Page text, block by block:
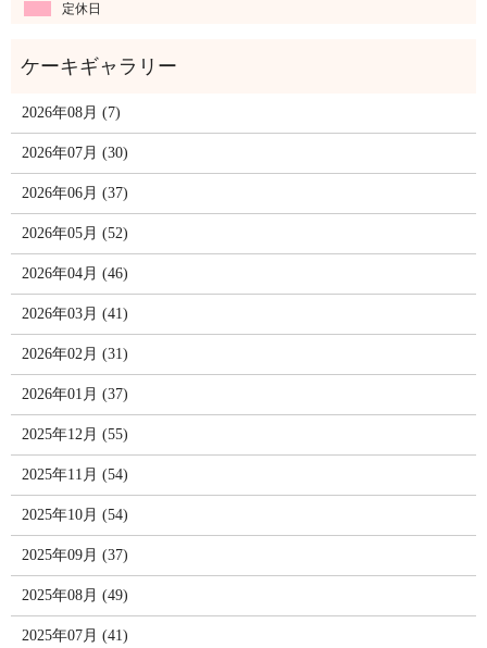
定休日
2026年08月 (7)
2026年07月 (30)
2026年06月 (37)
2026年05月 (52)
2026年04月 (46)
2026年03月 (41)
2026年02月 (31)
2026年01月 (37)
2025年12月 (55)
2025年11月 (54)
2025年10月 (54)
2025年09月 (37)
2025年08月 (49)
2025年07月 (41)